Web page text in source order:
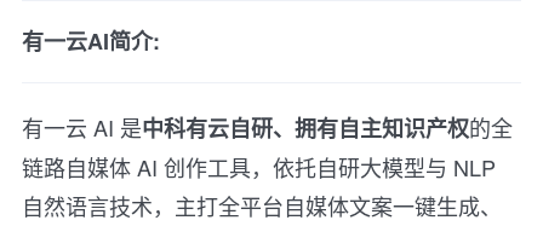
有一云AI简介:
有一云 AI 是中科有云自研、拥有自主知识产权的全
链路自媒体 AI 创作工具，依托自研大模型与 NLP
自然语言技术，主打全平台自媒体文案一键生成、